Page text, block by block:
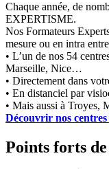
Chaque année, de
EXPERTISME.
Nos Formateurs
mesure ou en intra
• L’un de nos 54
Marseille, Nice…
• Directement dans
• En distanciel par
• Mais aussi à Troyes,
Découvrir nos
Points forts